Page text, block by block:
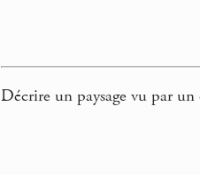
Décrire un paysage vu par